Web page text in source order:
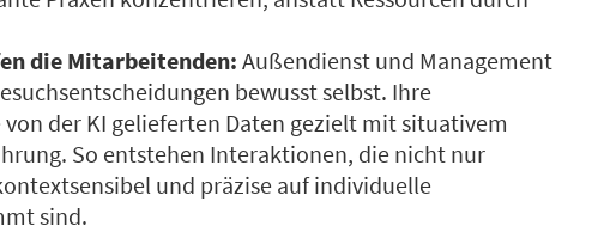
die Mitarbeitenden: Außendienst und Management
bewusst selbst. Ihre
der KI gelieferten Daten gezielt mit situativem
So entstehen Interaktionen, die nicht nur
und präzise auf individuelle
sind.